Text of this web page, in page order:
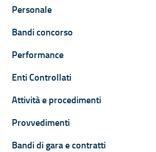
Personale
Bandi concorso
Performance
Enti Controllati
Attività e procedimenti
Provvedimenti
Bandi di gara e contratti